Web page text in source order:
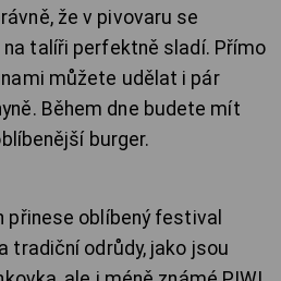
že v pivovaru se
talíři perfektně sladí. Přímo
můžete udělat i pár
Během dne budete mít
burger.
přinese oblíbený festival
tradiční odrůdy, jako jsou